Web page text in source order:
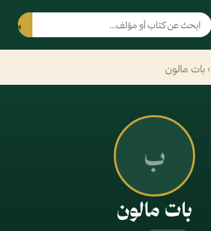
بحث
› بات مالون
ب
بات مالون